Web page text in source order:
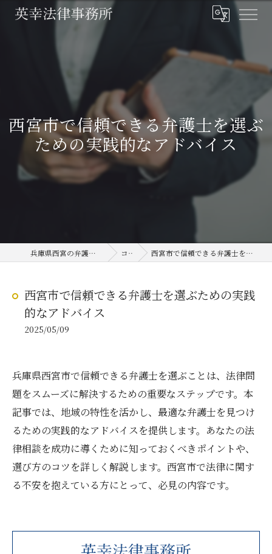
西宮市で信頼できる弁護士を選ぶ
ための実践的なアドバイス
兵庫県西宮の弁護士なら英幸法律事務所 コラム 西宮市で信頼できる弁護士を選ぶための実践的なアドバイス
西宮市で信頼できる弁護士を選ぶための実践
的なアドバイス
2025/05/09
兵庫県西宮市で信頼できる弁護士を選ぶことは、法律問
題をスムーズに解決するための重要なステップです。本
記事では、地域の特性を活かし、最適な弁護士を見つけ
るための実践的なアドバイスを提供します。あなたの法
律相談を成功に導くために知っておくべきポイントや、
選び方のコツを詳しく解説します。西宮市で法律に関す
る不安を抱えている方にとって、必見の内容です。